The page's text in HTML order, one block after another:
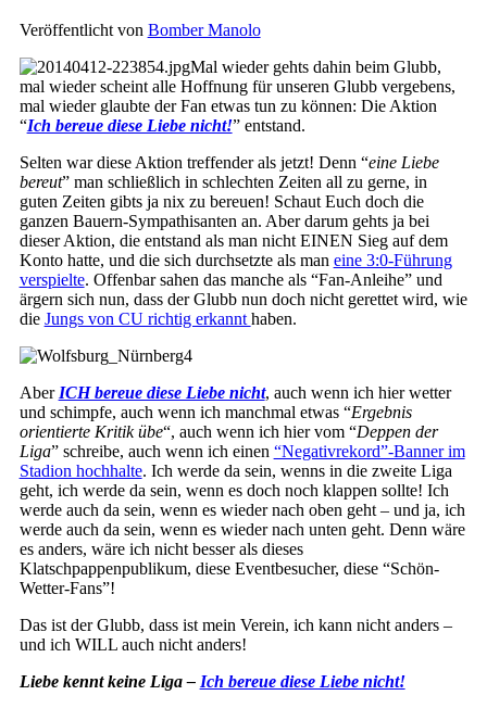
Veröffentlicht von Bomber Manolo
Mal wieder gehts dahin beim Glubb,
mal wieder scheint alle Hoffnung für unseren Glubb vergebens,
mal wieder glaubte der Fan etwas tun zu können: Die Aktion
“Ich bereue diese Liebe nicht!” entstand.
Selten war diese Aktion treffender als jetzt! Denn “eine Liebe
bereut” man schließlich in schlechten Zeiten all zu gerne, in
guten Zeiten gibts ja nix zu bereuen! Schaut Euch doch die
ganzen Bauern-Sympathisanten an. Aber darum gehts ja bei
dieser Aktion, die entstand als man nicht EINEN Sieg auf dem
Konto hatte, und die sich durchsetzte als man eine 3:0-Führung
verspielte. Offenbar sahen das manche als “Fan-Anleihe” und
ärgern sich nun, dass der Glubb nun doch nicht gerettet wird, wie
die Jungs von CU richtig erkannt haben.
Aber ICH bereue diese Liebe nicht, auch wenn ich hier wetter
und schimpfe, auch wenn ich manchmal etwas “Ergebnis
orientierte Kritik übe“, auch wenn ich hier vom “Deppen der
Liga” schreibe, auch wenn ich einen “Negativrekord”-Banner im
Stadion hochhalte. Ich werde da sein, wenns in die zweite Liga
geht, ich werde da sein, wenn es doch noch klappen sollte! Ich
werde auch da sein, wenn es wieder nach oben geht – und ja, ich
werde auch da sein, wenn es wieder nach unten geht. Denn wäre
es anders, wäre ich nicht besser als dieses
Klatschpappenpublikum, diese Eventbesucher, diese “Schön-
Wetter-Fans”!
Das ist der Glubb, dass ist mein Verein, ich kann nicht anders –
und ich WILL auch nicht anders!
Liebe kennt keine Liga – Ich bereue diese Liebe nicht!